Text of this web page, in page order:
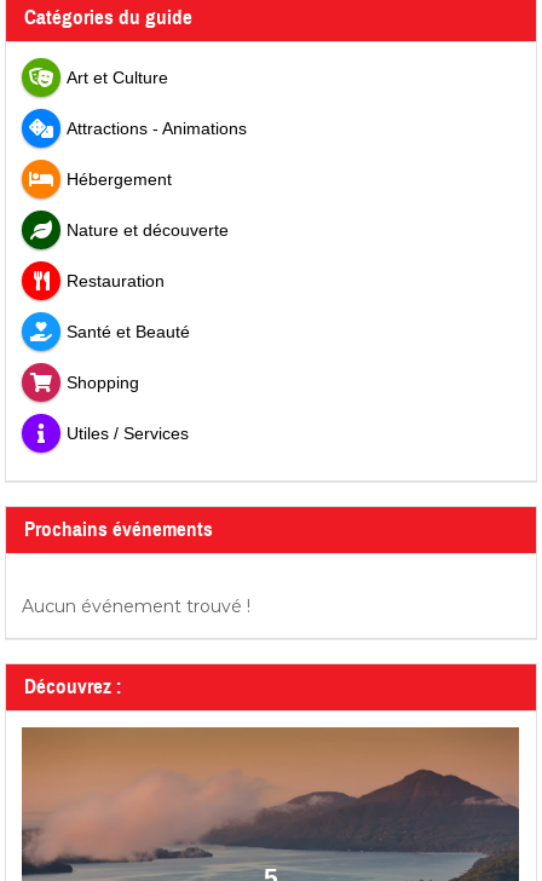
Catégories du guide
Art et Culture
Attractions - Animations
Hébergement
Nature et découverte
Restauration
Santé et Beauté
Shopping
Utiles / Services
Prochains événements
Aucun événement trouvé !
Découvrez :